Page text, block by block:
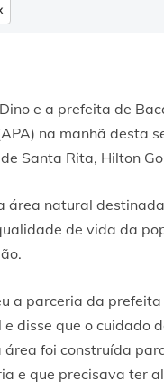
e a prefeita de
na manhã desta
Santa Rita, Hilton
área natural
de vida da
a parceria da
disse que o cuidado
área foi construída
e que precisava ter